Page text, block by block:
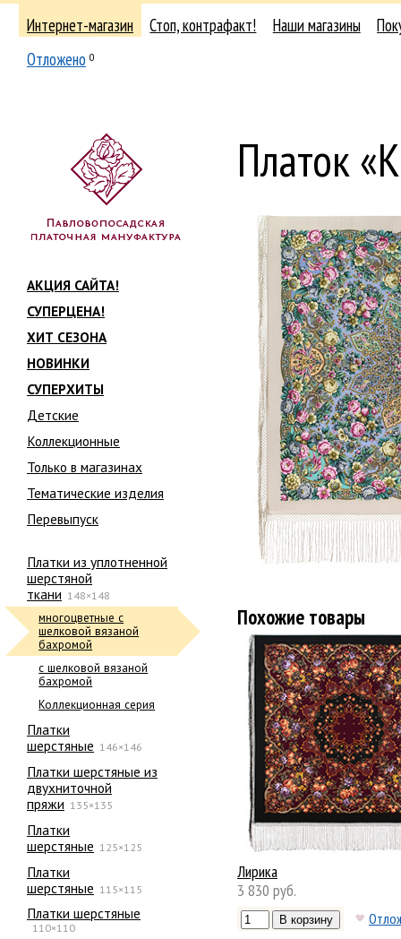
Интернет-магазин Стоп, контрафакт! Наши магазины
Отложено 0
АКЦИЯ САЙТА!
СУПЕРЦЕНА!
ХИТ СЕЗОНА
НОВИНКИ
СУПЕРХИТЫ
Детские
Коллекционные
Только в магазинах
Тематические изделия
Перевыпуск
Платки из уплотненной
шерстяной
ткани 148×148
многоцветные с
шелковой вязаной
бахромой
с шелковой вязаной
бахромой
Коллекционная серия
Платки
шерстяные 146×146
Платки шерстяные из
двухниточной
пряжи 135×135
Платки
шерстяные 125×125
Платки
шерстяные 115×115
Платки шерстяные
110×110
Платок
Похожие товары
Лирика
3 830 руб.